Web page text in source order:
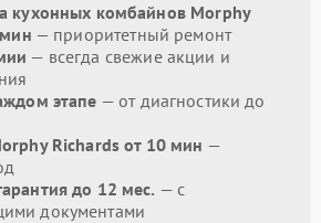
кухонных комбайнов Morphy
— приоритетный ремонт
— всегда свежие акции и
этапе — от диагностики до
Richards от 10 мин —
до 12 мес. — с
документами